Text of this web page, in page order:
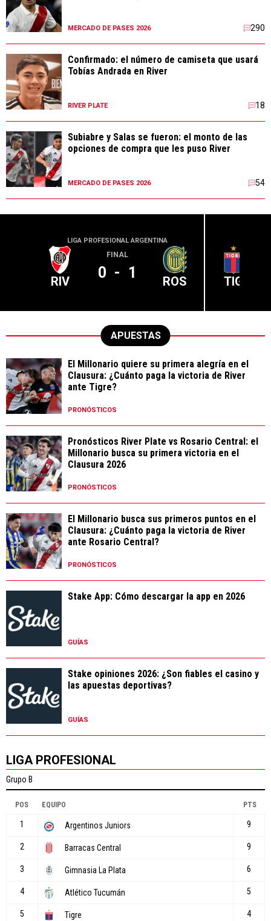
MERCADO DE PASES 2026 290
Confirmado: el número de camiseta que usará
Tobías Andrada en River
RIVER PLATE 18
Subiabre y Salas se fueron: el monto de las
opciones de compra que les puso River
MERCADO DE PASES 2026 54
LIGA PROFESIONAL ARGENTINA
RIV
FINAL
0 - 1 ROS TIG
APUESTAS
El Millonario quiere su primera alegría en el
Clausura: ¿Cuánto paga la victoria de River
ante Tigre?
PRONÓSTICOS
Pronósticos River Plate vs Rosario Central: el
Millonario busca su primera victoria en el
Clausura 2026
PRONÓSTICOS
El Millonario busca sus primeros puntos en el
Clausura: ¿Cuánto paga la victoria de River
ante Rosario Central?
PRONÓSTICOS
Stake App: Cómo descargar la app en 2026
GUÍAS
Stake opiniones 2026: ¿Son fiables el casino y
las apuestas deportivas?
GUÍAS
LIGA PROFESIONAL